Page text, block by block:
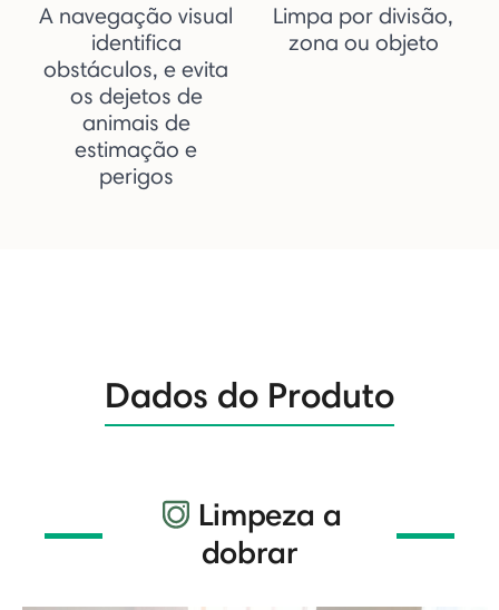
A navegação visual
identifica
obstáculos, e evita
os dejetos de
animais de
estimação e
perigos
Limpa por divisão,
zona ou objeto
Dados do Produto
Limpeza a
dobrar